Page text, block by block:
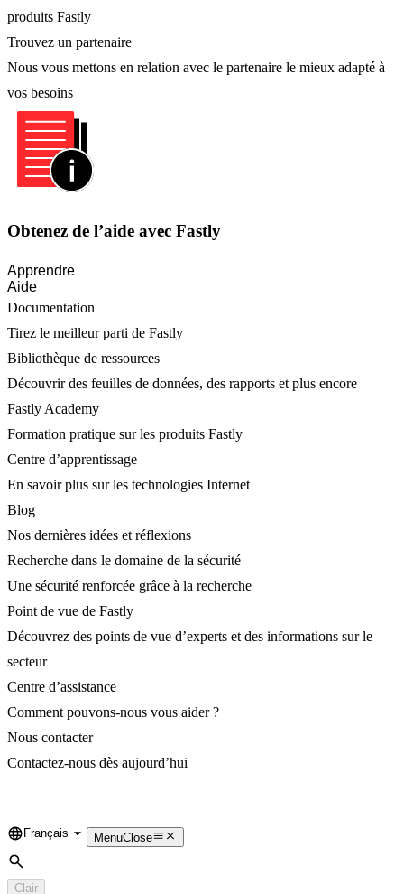
produits Fastly
Trouvez un partenaire
Nous vous mettons en relation avec le partenaire le mieux adapté à
vos besoins
Obtenez de l’aide avec Fastly
Apprendre
Aide
Documentation
Tirez le meilleur parti de Fastly
Bibliothèque de ressources
Découvrir des feuilles de données, des rapports et plus encore
Fastly Academy
Formation pratique sur les produits Fastly
Centre d’apprentissage
En savoir plus sur les technologies Internet
Blog
Nos dernières idées et réflexions
Recherche dans le domaine de la sécurité
Une sécurité renforcée grâce à la recherche
Point de vue de Fastly
Découvrez des points de vue d’experts et des informations sur le
secteur
Centre d’assistance
Comment pouvons-nous vous aider ?
Nous contacter
Contactez-nous dès aujourd’hui
Language
Français MenuClose
Rechercher
Clair